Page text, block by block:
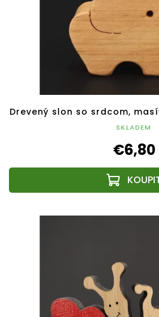
Drevený slon so srdcom,
SKLADEM
€6,80